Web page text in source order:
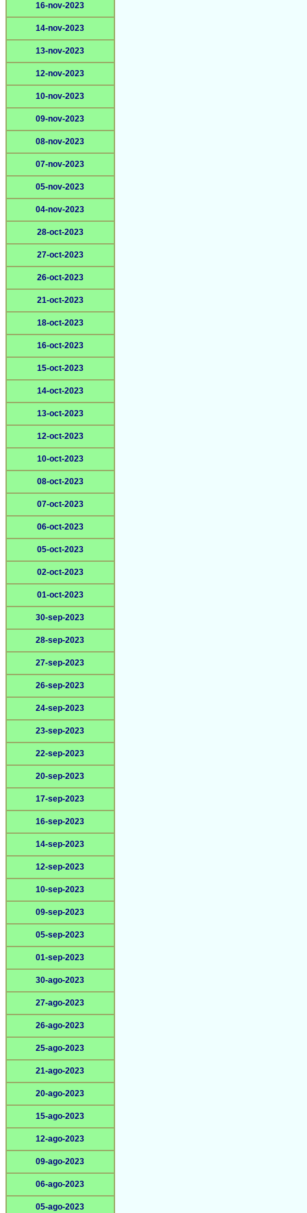
16-nov-2023
14-nov-2023
13-nov-2023
12-nov-2023
10-nov-2023
09-nov-2023
08-nov-2023
07-nov-2023
05-nov-2023
04-nov-2023
28-oct-2023
27-oct-2023
26-oct-2023
21-oct-2023
18-oct-2023
16-oct-2023
15-oct-2023
14-oct-2023
13-oct-2023
12-oct-2023
10-oct-2023
08-oct-2023
07-oct-2023
06-oct-2023
05-oct-2023
02-oct-2023
01-oct-2023
30-sep-2023
28-sep-2023
27-sep-2023
26-sep-2023
24-sep-2023
23-sep-2023
22-sep-2023
20-sep-2023
17-sep-2023
16-sep-2023
14-sep-2023
12-sep-2023
10-sep-2023
09-sep-2023
05-sep-2023
01-sep-2023
30-ago-2023
27-ago-2023
26-ago-2023
25-ago-2023
21-ago-2023
20-ago-2023
15-ago-2023
12-ago-2023
09-ago-2023
06-ago-2023
05-ago-2023